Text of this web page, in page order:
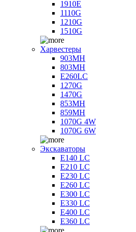
1910E
1110G
1210G
1510G
Харвестеры
903MH
803MH
E260LC
1270G
1470G
853MH
859MH
1070G 4W
1070G 6W
Экскаваторы
E140 LC
E210 LC
E230 LC
E260 LC
E300 LC
E330 LC
E400 LC
E360 LC